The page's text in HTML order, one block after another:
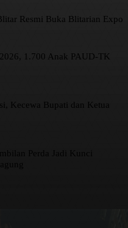
Resmi Buka Blitarian Expo
1.700 Anak PAUD-TK
Kecewa Bupati dan Ketua